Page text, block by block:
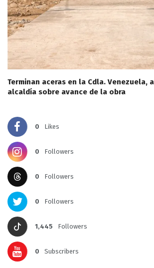
Terminan aceras en la Cdla. Venezuela,
alcaldía sobre avance de la obra
0 Likes
0 Followers
0 Followers
0 Followers
1,445 Followers
0 Subscribers